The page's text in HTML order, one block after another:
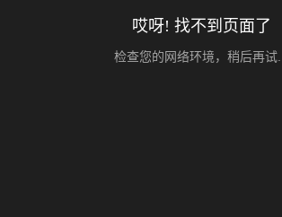
哎呀! 找不到页面了
检查您的网络环境，稍后再试...